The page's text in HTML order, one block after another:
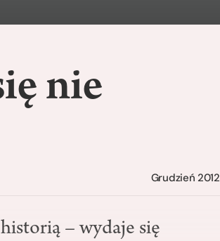
nie
Grudzień 2012
– wydaje się